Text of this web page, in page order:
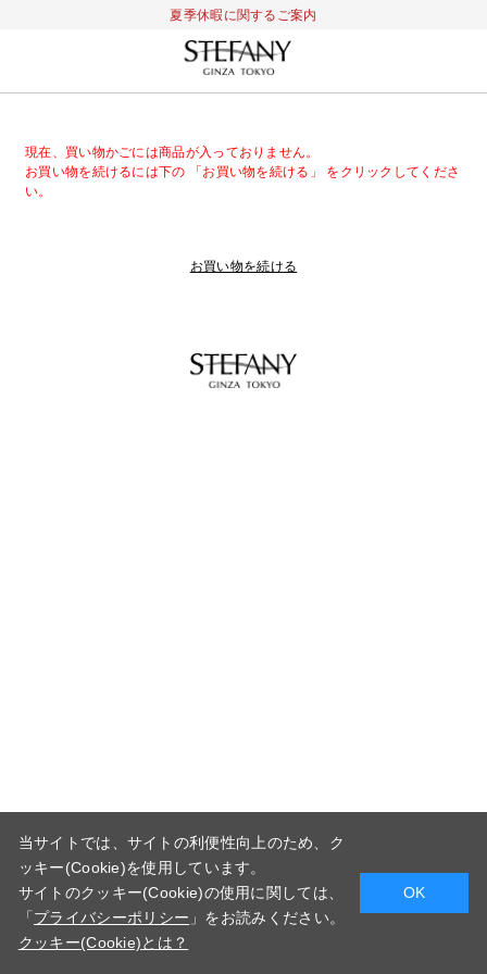
夏季休暇に関するご案内
現在、買い物かごには商品が入っておりません。
お買い物を続けるには下の 「お買い物を続ける」 をクリックしてくださ
い。
お買い物を続ける
当サイトでは、サイトの利便性向上のため、ク
ッキー(Cookie)を使用しています。
サイトのクッキー(Cookie)の使用に関しては、
「 プライバシーポリシー 」をお読みください。
クッキー(Cookie)とは？
OK